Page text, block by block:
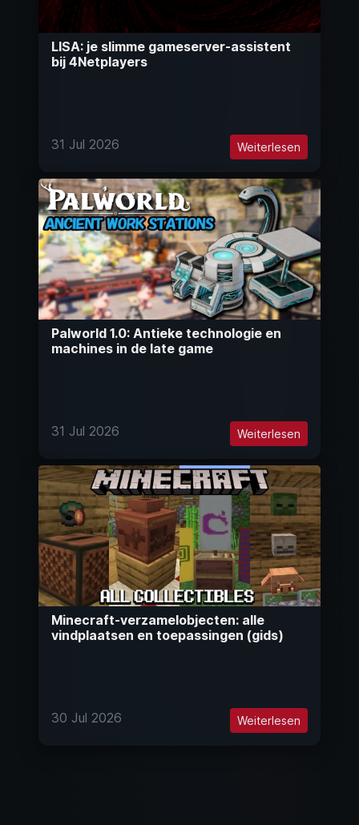
LISA: je slimme gameserver-assistent
bij 4Netplayers
31 Jul 2026 Weiterlesen
Palworld 1.0: Antieke technologie en
machines in de late game
31 Jul 2026 Weiterlesen
Minecraft-verzamelobjecten: alle
vindplaatsen en toepassingen (gids)
30 Jul 2026 Weiterlesen